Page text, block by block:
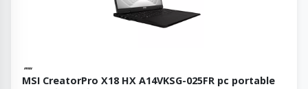
MSI CreatorPro X18 HX A14VKSG-025FR pc portable